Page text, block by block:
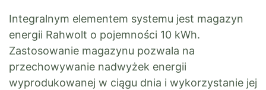
Integralnym elementem systemu jest magazyn
energii Rahwolt o pojemności 10 kWh.
Zastosowanie magazynu pozwala na
przechowywanie nadwyżek energii
wyprodukowanej w ciągu dnia i wykorzystanie jej